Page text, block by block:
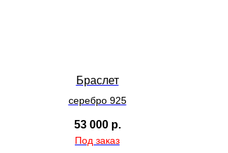
Браслет
серебро 925
53 000 р.